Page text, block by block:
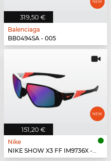
319,50 €
Balenciaga
BB0494SA - 005
151,20 €
Nike
NIKE SHOW X3 FF IM9736X - 100